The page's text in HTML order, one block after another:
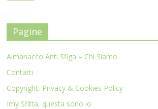
Pagine
Almanacco Anti Sfiga – Chi Siamo
Contatti
Copyright, Privacy & Cookies Policy
Imy Sfitta, questa sono io